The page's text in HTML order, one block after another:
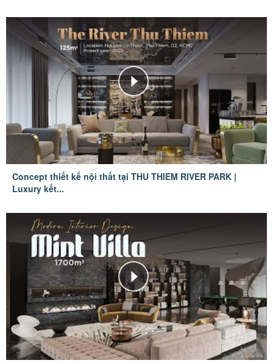
Concept thiết kế nội thất tại THU THIEM RIVER PARK |
Luxury kết...